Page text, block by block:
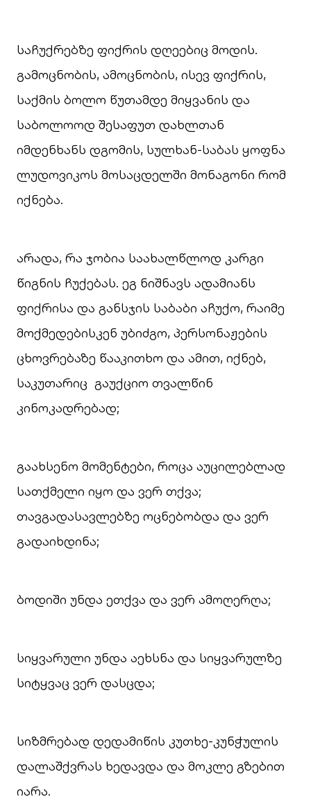
საჩუქრებზე ფიქრის დღეებიც მოდის.
გამოცნობის, ამოცნობის, ისევ ფიქრის,
საქმის ბოლო წუთამდე მიყვანის და
საბოლოოდ შესაფუთ დახლთან
იმდენხანს დგომის, სულხან-საბას ყოფნა
ლუდოვიკოს მოსაცდელში მონაგონი რომ
იქნება.
არადა, რა ჯობია საახალწლოდ კარგი
წიგნის ჩუქებას. ეგ ნიშნავს ადამიანს
ფიქრისა და განსჯის საბაბი აჩუქო, რაიმე
მოქმედებისკენ უბიძგო, პერსონაჟების
ცხოვრებაზე წააკითხო და ამით, იქნებ,
საკუთარიც გაუქციო თვალწინ
კინოკადრებად;
გაახსენო მომენტები, როცა აუცილებლად
სათქმელი იყო და ვერ თქვა;
თავგადასავლებზე ოცნებობდა და ვერ
გადაიხდინა;
ბოდიში უნდა ეთქვა და ვერ ამოღერღა;
სიყვარული უნდა აეხსნა და სიყვარულზე
სიტყვაც ვერ დასცდა;
სიზმრებად დედამიწის კუთხე-კუნჭულის
დალაშქვრას ხედავდა და მოკლე გზებით
იარა.